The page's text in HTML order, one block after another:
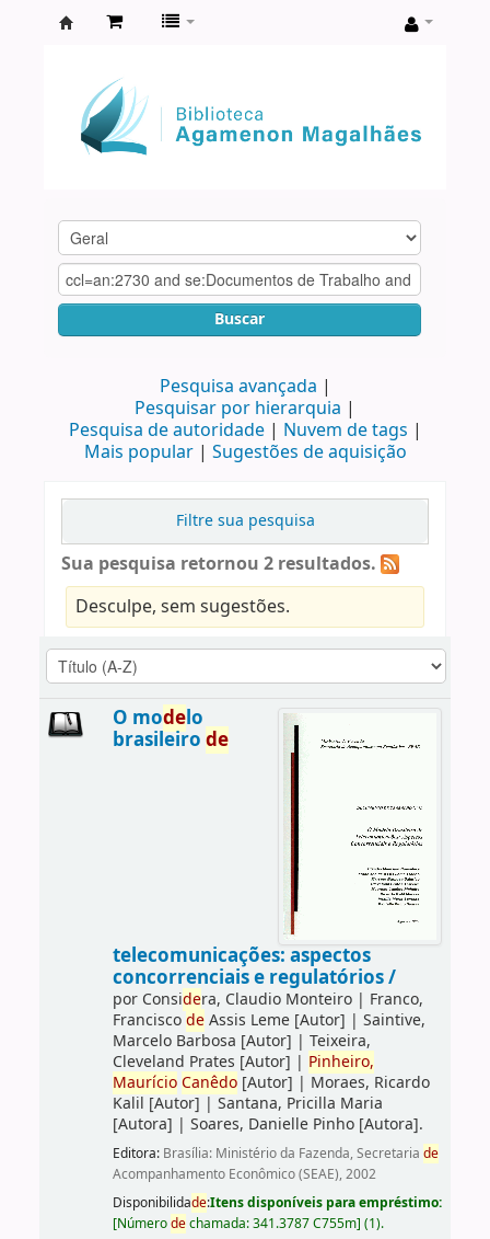
Agamenon
Magalhães
Buscar
Pesquisa avançada
Pesquisar por hierarquia
Pesquisa de autoridade
Nuvem de tags
Mais popular
Sugestões de aquisição
Filtre sua pesquisa
Sua pesquisa retornou 2 resultados.
Desculpe, sem sugestões.
O modelo
brasileiro de
telecomunicações: aspectos
concorrenciais e regulatórios /
por Considera, Claudio Monteiro| Franco,
FranciscodeAssis Leme[Autor] | Saintive,
Marcelo Barbosa [Autor] | Teixeira,
Cleveland Prates [Autor] | Pinheiro,
Maurício Canêdo[Autor] | Moraes, Ricardo
Kalil [Autor] | Santana, Pricilla Maria
[Autora] | Soares, Danielle Pinho[Autora].
Editora: Brasília: Ministério da Fazenda, Secretaria de
Acompanhamento Econômico (SEAE), 2002
Disponibilidade:Itens disponíveis para empréstimo:
[Númerodechamada:341.3787 C755m] (1).